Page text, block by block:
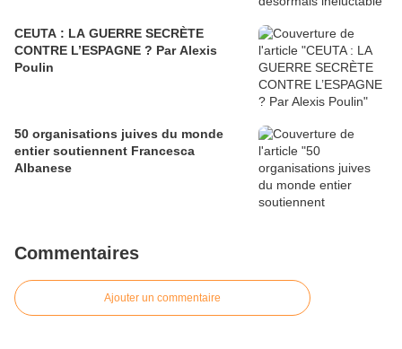
CEUTA : LA GUERRE SECRÈTE
CONTRE L’ESPAGNE ? Par Alexis
Poulin
50 organisations juives du monde
entier soutiennent Francesca
Albanese
Commentaires
Ajouter un commentaire